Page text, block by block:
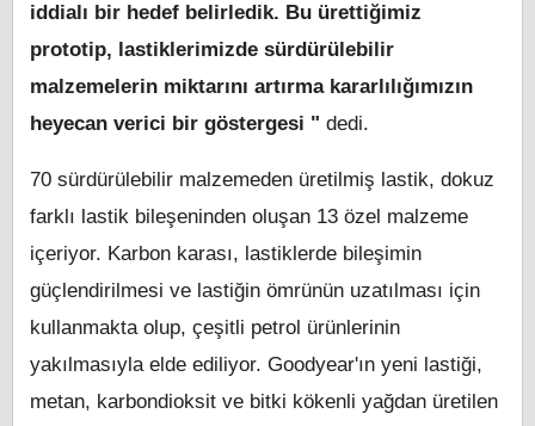
iddialı bir hedef belirledik. Bu ürettiğimiz
prototip, lastiklerimizde sürdürülebilir
malzemelerin miktarını artırma kararlılığımızın
heyecan verici bir göstergesi " dedi.
70 sürdürülebilir malzemeden üretilmiş lastik, dokuz
farklı lastik bileşeninden oluşan 13 özel malzeme
içeriyor. Karbon karası, lastiklerde bileşimin
güçlendirilmesi ve lastiğin ömrünün uzatılması için
kullanmakta olup, çeşitli petrol ürünlerinin
yakılmasıyla elde ediliyor. Goodyear'ın yeni lastiği,
metan, karbondioksit ve bitki kökenli yağdan üretilen